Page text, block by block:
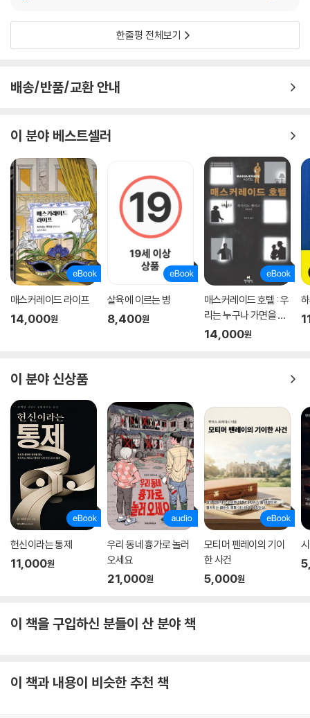
한줄평 전체보기
배송/반품/교환 안내
이 분야 베스트셀러
매스커레이드 라이프
14,000원
살육에 이르는 병
8,400원
매스커레이드 호텔 : 우
리는 누구나 가면을 쓰
고 살아간다
14,000원
이 분야 신상품
헌신이라는 통제
11,000원
우리 동네 흉가로 놀러
오세요
21,000원
모티머 펜레이의 기이
한 사건
5,000원
이 책을 구입하신 분들이 산 분야 책
이 책과 내용이 비슷한 추천 책